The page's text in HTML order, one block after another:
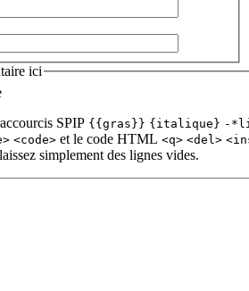
ici
SPIP {{gras}} {italique} -
<code> et le code HTML <q> <del>
simplement des lignes vides.